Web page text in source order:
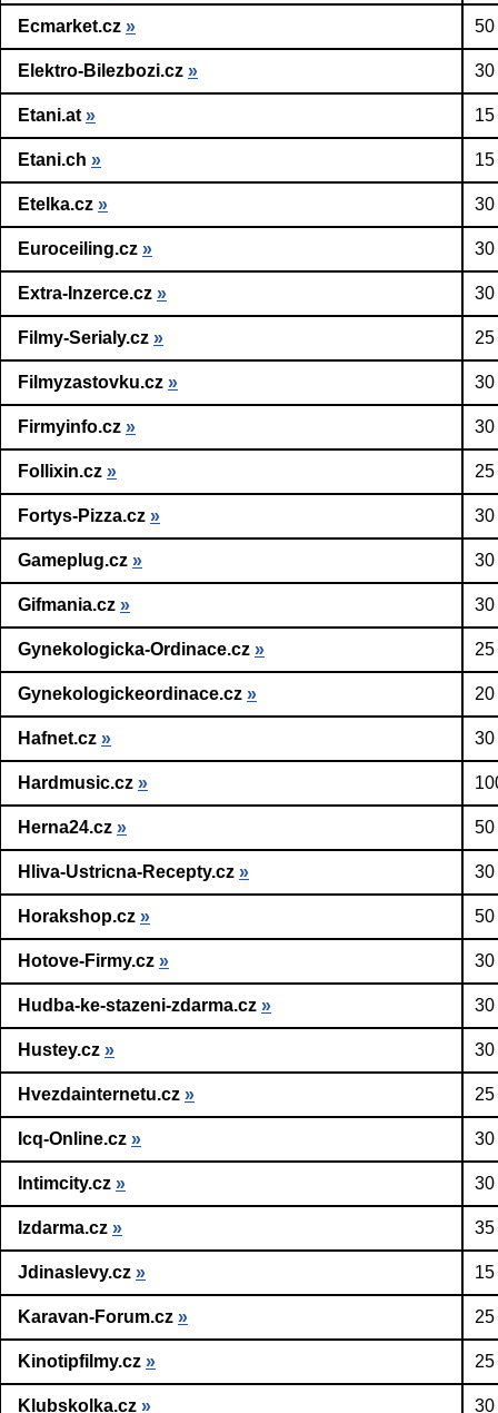
Ecmarket.cz » 50
Elektro-Bilezbozi.cz » 30
Etani.at »
Etani.ch »
Etelka.cz » 30
Euroceiling.cz » 30
Extra-Inzerce.cz » 30
Filmy-Serialy.cz »
Filmyzastovku.cz » 30
Firmyinfo.cz » 30
Follixin.cz »
Fortys-Pizza.cz » 30
Gameplug.cz » 30
Gifmania.cz » 30
Gynekologicka-Ordinace.cz »
Gynekologickeordinace.cz »
Hafnet.cz » 30
Hardmusic.cz »
Herna24.cz » 50
Hliva-Ustricna-Recepty.cz » 30
Horakshop.cz » 50
Hotove-Firmy.cz » 30
Hudba-ke-stazeni-zdarma.cz » 30
Hustey.cz » 30
Hvezdainternetu.cz »
Icq-Online.cz » 30
Intimcity.cz » 30
Izdarma.cz » 35
Jdinaslevy.cz »
Karavan-Forum.cz »
Kinotipfilmy.cz »
Klubskolka.cz » 30